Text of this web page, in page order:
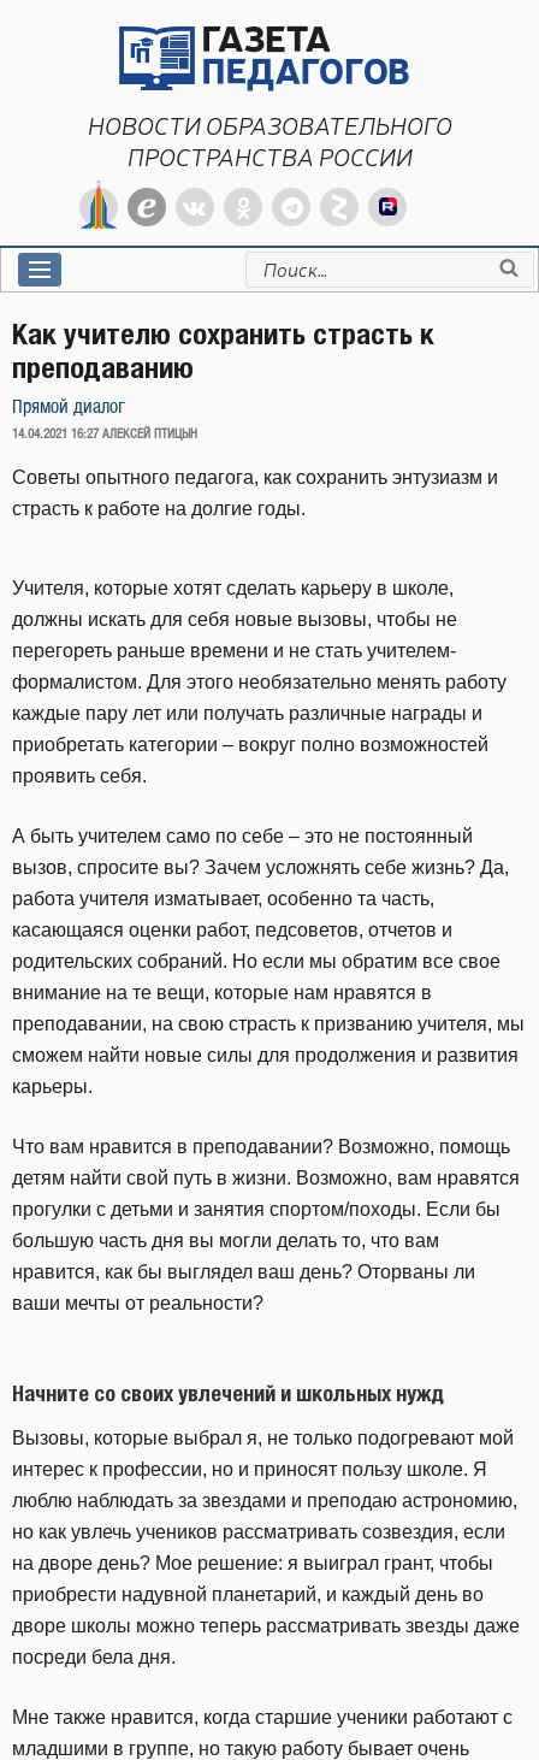
НОВОСТИ ОБРАЗОВАТЕЛЬНОГО
ПРОСТРАНСТВА РОССИИ
Искать:
Как учителю сохранить страсть к
преподаванию
Прямой диалог
ОПУБЛИКОВАНО
14.04.2021 16:27 АЛЕКСЕЙ ПТИЦЫН
Советы опытного педагога, как сохранить энтузиазм и
страсть к работе на долгие годы.
Учителя, которые хотят сделать карьеру в школе,
должны искать для себя новые вызовы, чтобы не
перегореть раньше времени и не стать учителем-
формалистом. Для этого необязательно менять работу
каждые пару лет или получать различные награды и
приобретать категории – вокруг полно возможностей
проявить себя.
А быть учителем само по себе – это не постоянный
вызов, спросите вы? Зачем усложнять себе жизнь? Да,
работа учителя изматывает, особенно та часть,
касающаяся оценки работ, педсоветов, отчетов и
родительских собраний. Но если мы обратим все свое
внимание на те вещи, которые нам нравятся в
преподавании, на свою страсть к призванию учителя, мы
сможем найти новые силы для продолжения и развития
карьеры.
Что вам нравится в преподавании? Возможно, помощь
детям найти свой путь в жизни. Возможно, вам нравятся
прогулки с детьми и занятия спортом/походы. Если бы
большую часть дня вы могли делать то, что вам
нравится, как бы выглядел ваш день? Оторваны ли
ваши мечты от реальности?
Начните со своих увлечений и школьных нужд
Вызовы, которые выбрал я, не только подогревают мой
интерес к профессии, но и приносят пользу школе. Я
люблю наблюдать за звездами и преподаю астрономию,
но как увлечь учеников рассматривать созвездия, если
на дворе день? Мое решение: я выиграл грант, чтобы
приобрести надувной планетарий, и каждый день во
дворе школы можно теперь рассматривать звезды даже
посреди бела дня.
Мне также нравится, когда старшие ученики работают с
младшими в группе, но такую работу бывает очень